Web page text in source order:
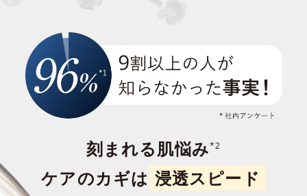
刻まれる肌悩み*2
ケアのカギは 浸透スピード